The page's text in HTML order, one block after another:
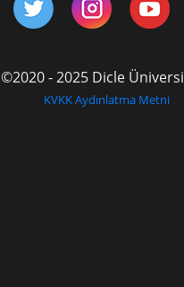
©2020 - 2025 Dicle
KVKK Aydınlatma Metni